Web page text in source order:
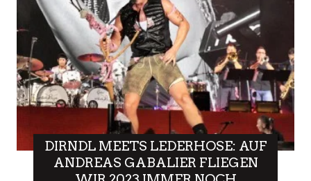
DIRNDL MEETS LEDERHOSE: AUF
ANDREAS GABALIER FLIEGEN